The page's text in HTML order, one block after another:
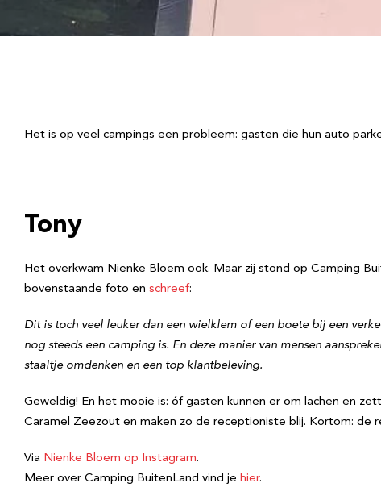
Het is op veel campings een probleem: gasten die hun auto
Tony
Het overkwam Nienke Bloem ook. Maar zij stond op Camping
bovenstaande foto en schreef:
Dit is toch veel leuker dan een wielklem of een boete bij een
nog steeds een camping is. En deze manier van mensen
staaltje omdenken en een top klantbeleving.
Geweldig! En het mooie is: óf gasten kunnen er om lachen en
Caramel Zeezout en maken zo de receptioniste blij. Kortom: de
Via Nienke Bloem op Instagram.
Meer over Camping BuitenLand vind je hier.